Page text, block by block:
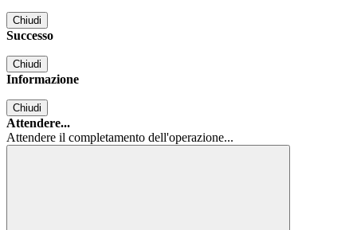
Chiudi
Successo
Chiudi
Informazione
Chiudi
Attendere...
Attendere il completamento dell'operazione...